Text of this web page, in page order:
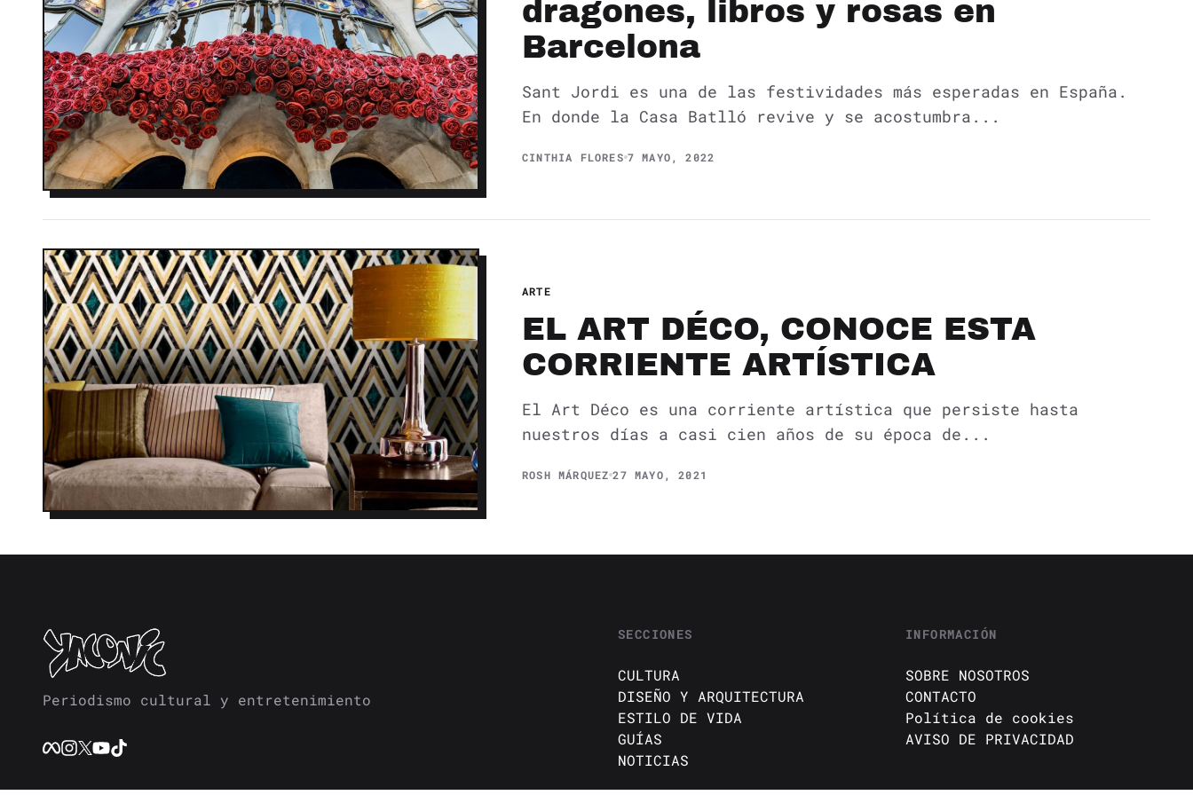
dragones, libros y rosas en
Barcelona
Sant Jordi es una de las festividades más esperadas en España.
En donde la Casa Batlló revive y se acostumbra...
CINTHIA FLORES 7 MAYO, 2022
ARTE
EL ART DÉCO, CONOCE ESTA
CORRIENTE ARTÍSTICA
El Art Déco es una corriente artística que persiste hasta
nuestros días a casi cien años de su época de...
ROSH MÁRQUEZ 27 MAYO, 2021
Periodismo cultural y entretenimiento
SECCIONES
CULTURA
DISEÑO Y ARQUITECTURA
ESTILO DE VIDA
GUÍAS
NOTICIAS
INFORMACIÓN
SOBRE NOSOTROS
CONTACTO
Política de cookies
AVISO DE PRIVACIDAD